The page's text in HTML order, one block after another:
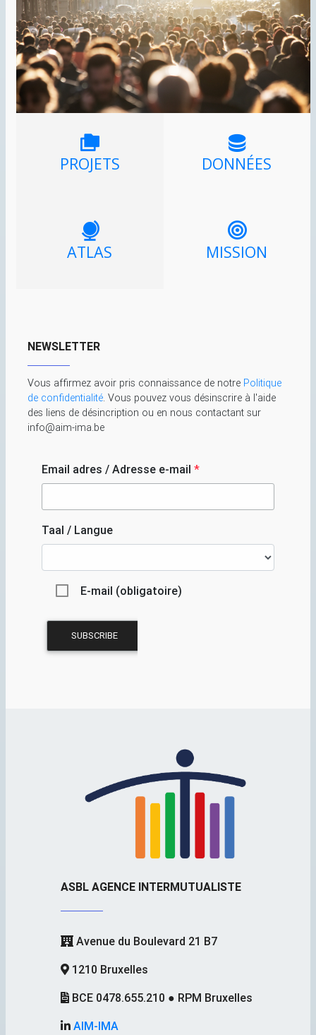
PROJETS DONNÉES
ATLAS MISSION
NEWSLETTER
Vous affirmez avoir pris connaissance de notre Politique
de confidentialité. Vous pouvez vous désinscrire à l'aide
des liens de désincription ou en nous contactant sur
info@aim-ima.be
Email adres / Adresse e-mail *
Taal / Langue
E-mail (obligatoire)
ASBL AGENCE INTERMUTUALISTE
Avenue du Boulevard 21 B7
1210 Bruxelles
BCE 0478.655.210 ● RPM Bruxelles
AIM-IMA